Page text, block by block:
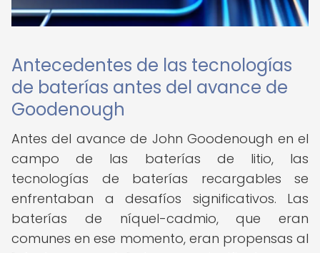
Antecedentes de las tecnologías
de baterías antes del avance de
Goodenough
Antes del avance de John Goodenough en el
campo de las baterías de litio, las
tecnologías de baterías recargables se
enfrentaban a desafíos significativos. Las
baterías de níquel-cadmio, que eran
comunes en ese momento, eran propensas al